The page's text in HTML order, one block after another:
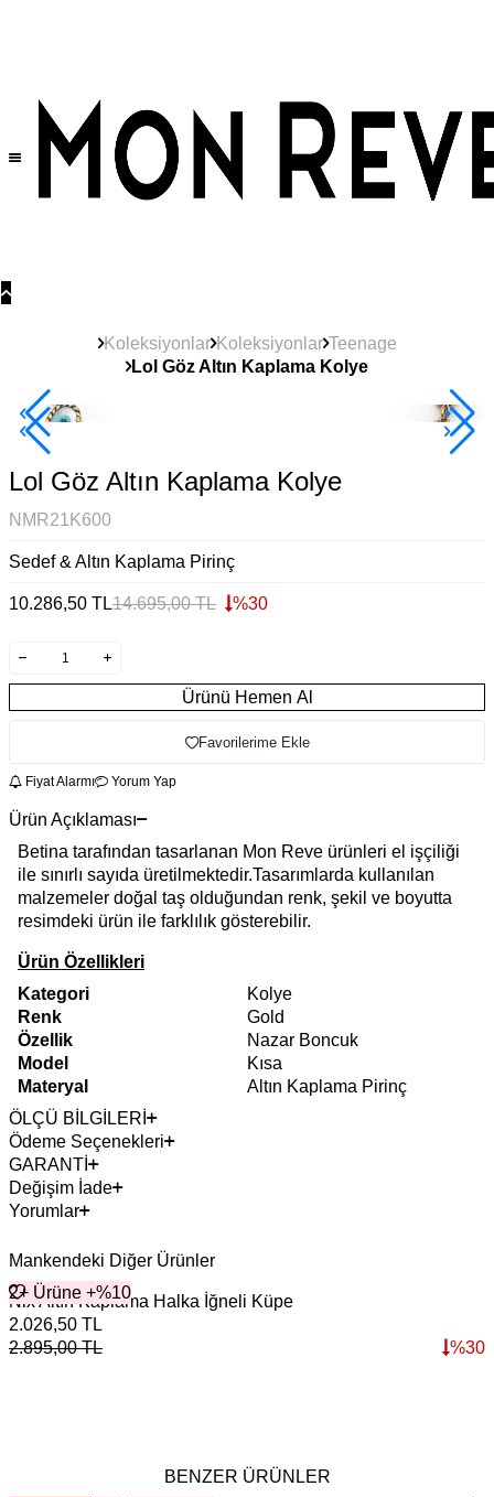
Koleksiyonlar Koleksiyonlar Teenage
Lol Göz Altın Kaplama Kolye
Çok Satan
Lol Göz Altın Kaplama Kolye
NMR21K600
Sedef & Altın Kaplama Pirinç
10.286,50 TL14.695,00TL %30
Ürünü Hemen Al
Favorilerime Ekle
Fiyat Alarmı Yorum Yap
Ürün Açıklaması
Betina tarafından tasarlanan Mon Reve ürünleri el işçiliği
ile sınırlı sayıda üretilmektedir.Tasarımlarda kullanılan
malzemeler doğal taş olduğundan renk, şekil ve boyutta
resimdeki ürün ile farklılık gösterebilir.
Ürün Özellikleri
Kategori
Kolye
Renk
Gold
Özellik
Nazar Boncuk
Model
Kısa
Materyal
Altın Kaplama Pirinç
ÖLÇÜ BİLGİLERİ
Ödeme Seçenekleri
GARANTİ
Değişim İade
Yorumlar
Mankendeki Diğer Ürünler
2+ Ürüne +%10
Nix Altın Kaplama Halka İğneli Küpe
2.026,50 TL
2.895,00TL %30
BENZER ÜRÜNLER